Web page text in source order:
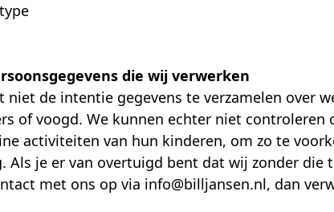
die wij verwerken
de intentie gegevens te verzamelen over
of voogd. We kunnen echter niet controleren
activiteiten van hun kinderen, om zo te
je er van overtuigd bent dat wij zonder
met ons op via info@billjansen.nl, dan